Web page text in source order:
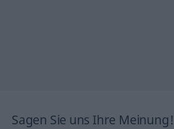
Sagen Sie uns Ihre Meinung!